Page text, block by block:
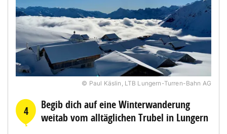
© Paul Käslin, LTB Lungern-Turren-Bahn AG
4
Begib dich auf eine Winterwanderung
weitab vom alltäglichen Trubel in Lungern